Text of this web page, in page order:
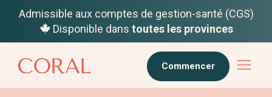
Admissible aux comptes de gestion-santé (CGS)
Disponible dans toutes les provinces
Commencer